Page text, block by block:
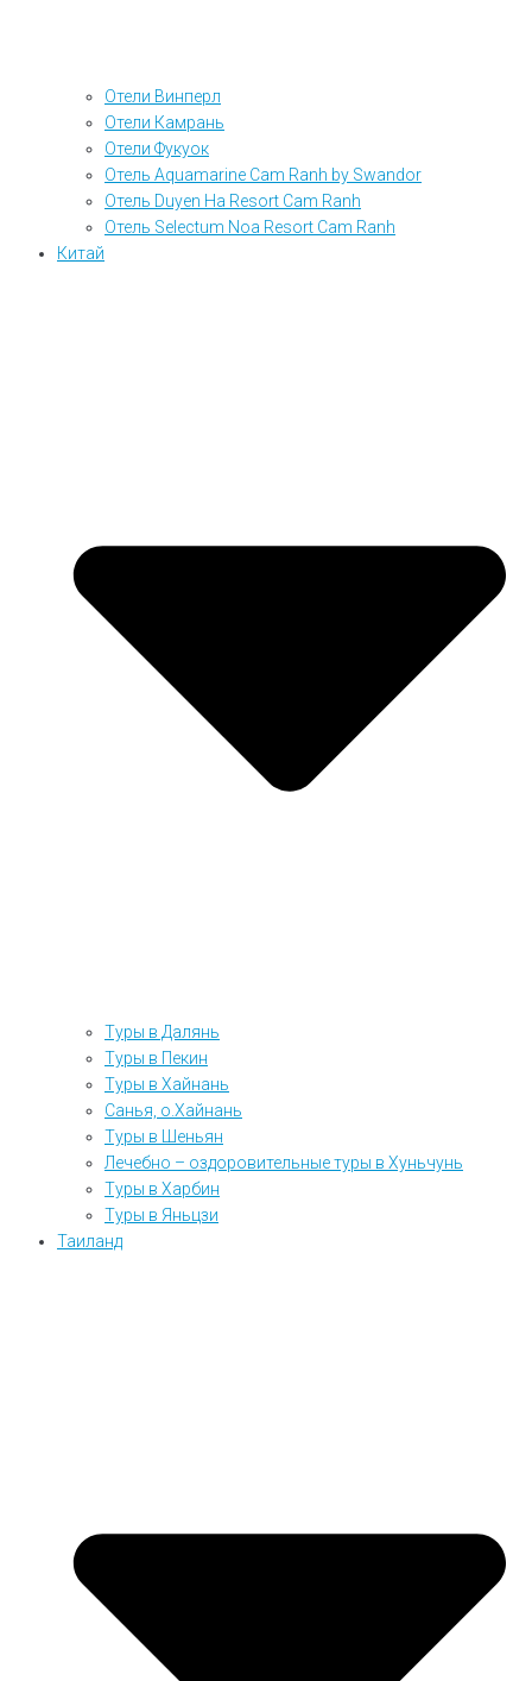
Отели Винперл
Отели Камрань
Отели Фукуок
Отель Aquamarine Cam Ranh by Swandor
Отель Duyen Ha Resort Cam Ranh
Отель Selectum Noa Resort Cam Ranh
Китай
Туры в Далянь
Туры в Пекин
Туры в Хайнань
Санья, о.Хайнань
Туры в Шеньян
Лечебно – оздоровительные туры в Хуньчунь
Туры в Харбин
Туры в Яньцзи
Таиланд